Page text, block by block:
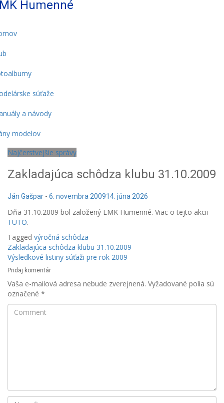
Humenné
súťaže
a návody
modelov
Najčerstvejšie správy
Zakladajúca schôdza klubu 31.10.2009
Ján Gašpar - 6. novembra 200914. júna 2026
Dňa 31.10.2009 bol založený LMK Humenné. Viac o tejto akcii
TUTO.
Tagged výročná schôdza
Navigácia
v
článku
Zakladajúca schôdza klubu 31.10.2009
Výsledkové listiny súťaži pre rok 2009
Pridaj komentár
Vaša e-mailová adresa nebude zverejnená. Vyžadované polia sú
označené *